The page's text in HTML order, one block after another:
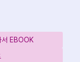
서 EBOOK